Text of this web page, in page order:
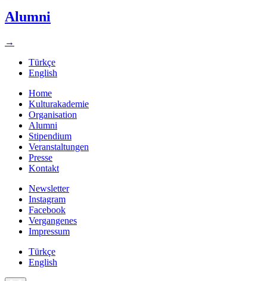
Alumni
→
Türkçe
English
Home
Kulturakademie
Organisation
Alumni
Stipendium
Veranstaltungen
Presse
Kontakt
Newsletter
Instagram
Facebook
Vergangenes
Impressum
Türkçe
English